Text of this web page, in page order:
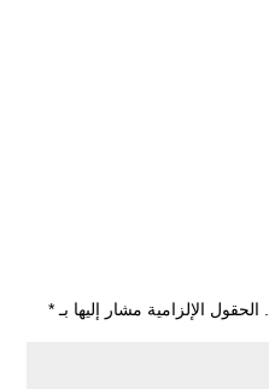
الحقول الإلزامية مشار إليها بـ *